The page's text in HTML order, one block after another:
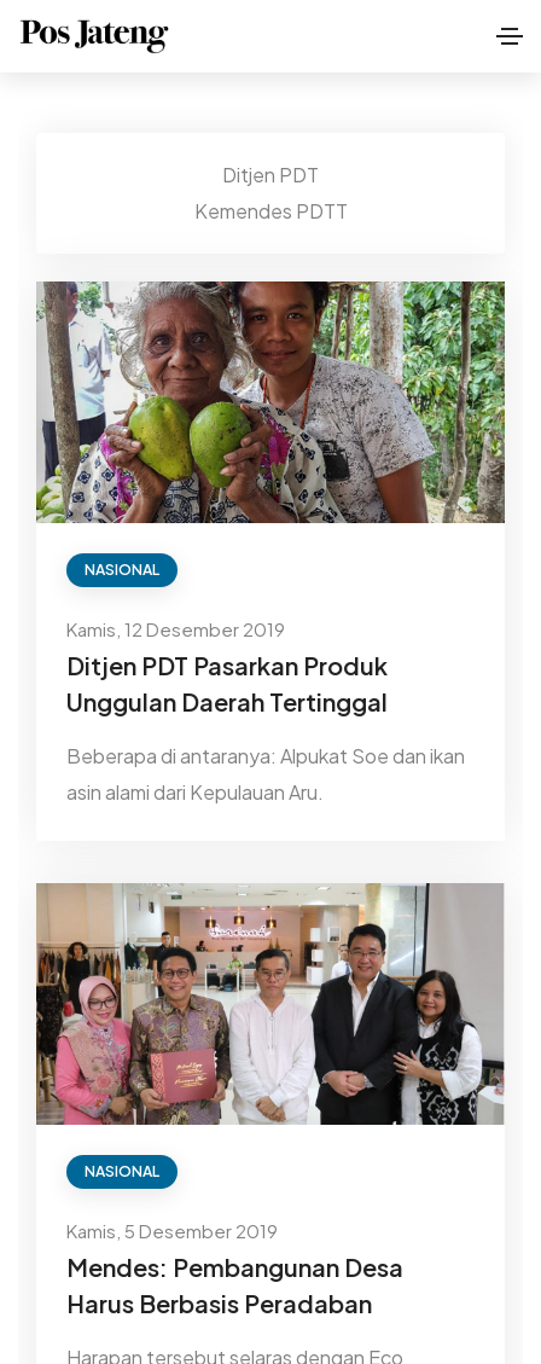
Ditjen PDT
Kemendes PDTT
NASIONAL
Kamis, 12 Desember 2019
Ditjen PDT Pasarkan Produk
Unggulan Daerah Tertinggal
Beberapa di antaranya: Alpukat Soe dan ikan
asin alami dari Kepulauan Aru.
NASIONAL
Kamis, 5 Desember 2019
Mendes: Pembangunan Desa
Harus Berbasis Peradaban
Harapan tersebut selaras dengan Eco